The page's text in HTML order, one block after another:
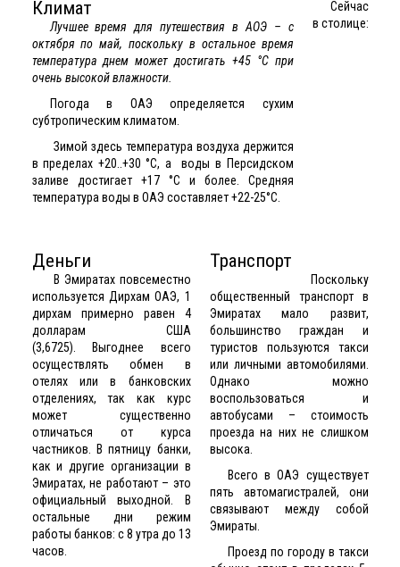
Климат
Лучшее время для путешествия в АОЭ – с
октября по май, поскольку в остальное время
температура днем может достигать +45 °C при
очень высокой влажности.
Погода в ОАЭ определяется сухим
субтропическим климатом.
Зимой здесь температура воздуха держится
в пределах +20..+30 °C, а воды в Персидском
заливе достигает +17 °C и более. Средняя
температура воды в ОАЭ составляет +22-25°C.
Сейчас
в столице:
Деньги
В Эмиратах повсеместно
используется Дирхам ОАЭ, 1
дирхам примерно равен 4
долларам США
(3,6725). Выгоднее всего
осуществлять обмен в
отелях или в банковских
отделениях, так как курс
может существенно
отличаться от курса
частников. В пятницу банки,
как и другие организации в
Эмиратах, не работают – это
официальный выходной. В
остальные дни режим
работы банков: с 8 утра до 13
часов.
Транспорт
Поскольку
общественный транспорт в
Эмиратах мало развит,
большинство граждан и
туристов пользуются такси
или личными автомобилями.
Однако можно
воспользоваться и
автобусами – стоимость
проезда на них не слишком
высока.
Всего в ОАЭ существует
пять автомагистралей, они
связывают между собой
Эмираты.
Проезд по городу в такси